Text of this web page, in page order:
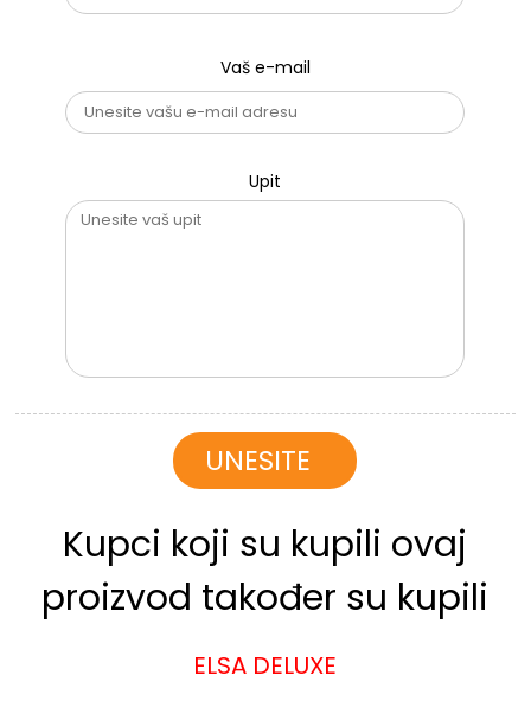
Vaš e-mail
Upit
Kupci koji su kupili ovaj
proizvod također su kupili
ELSA DELUXE